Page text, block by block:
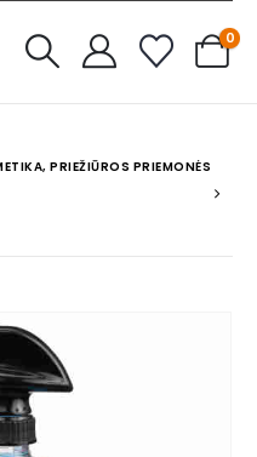
0
PRIEŽIŪROS PRIEMONĖS